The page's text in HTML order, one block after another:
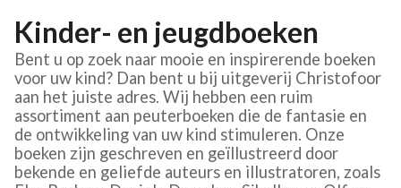
Kinder- en jeugdboeken
Bent u op zoek naar mooie en inspirerende boeken
voor uw kind? Dan bent u bij uitgeverij Christofoor
aan het juiste adres. Wij hebben een ruim
assortiment aan peuterboeken die de fantasie en
de ontwikkeling van uw kind stimuleren. Onze
boeken zijn geschreven en geïllustreerd door
bekende en geliefde auteurs en illustratoren, zoals